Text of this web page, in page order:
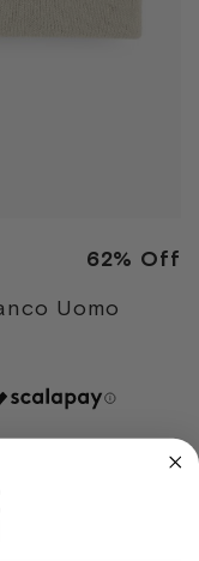
62% Off
Uomo